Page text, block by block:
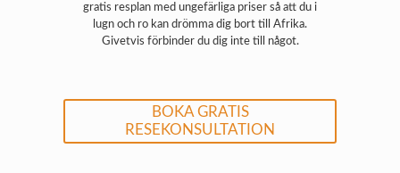
gratis resplan med ungefärliga priser så att du i
lugn och ro kan drömma dig bort till Afrika.
Givetvis förbinder du dig inte till något.
BOKA GRATIS
RESEKONSULTATION